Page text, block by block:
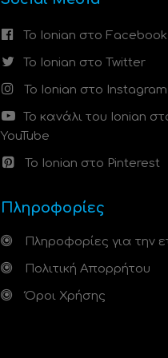
Το Ionian στο Facebook
Το Ionian στο Twitter
Το Ionian στο Instagram
Το κανάλι του Ionian
YouTube
Το Ionian στο Pinterest
Πληροφορίες
Πληροφορίες για την
Πολιτική Απορρήτου
Όροι Χρήσης